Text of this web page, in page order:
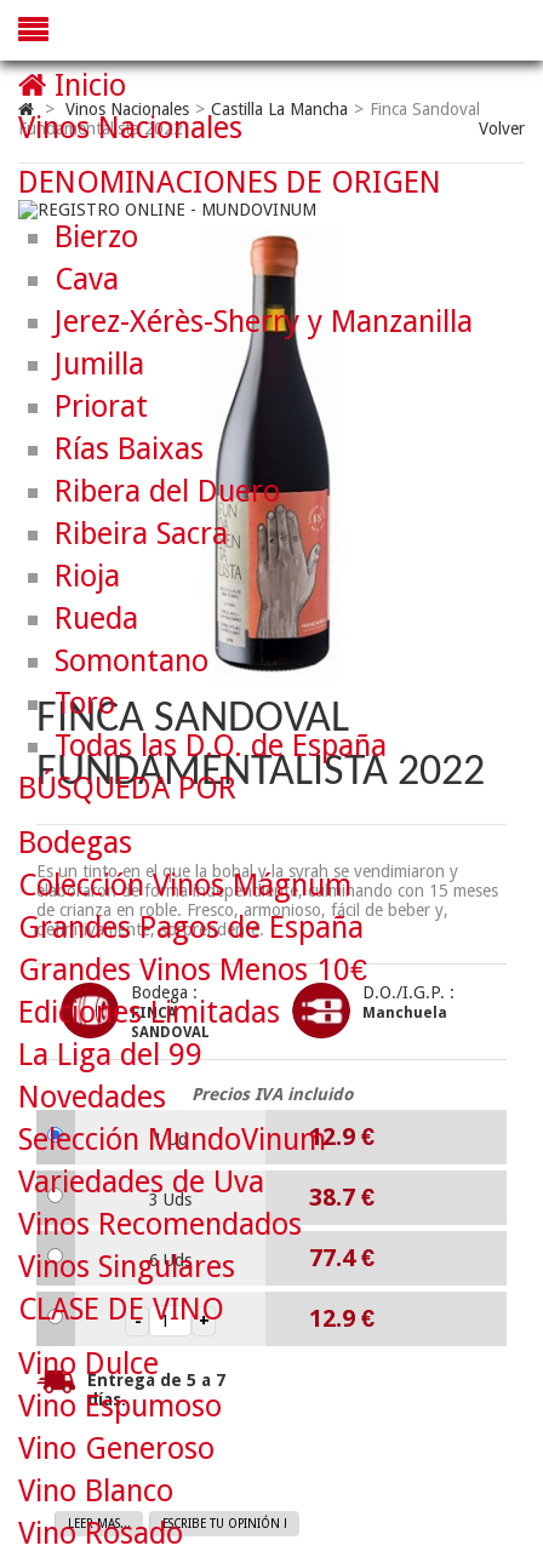
> Vinos Nacionales > Castilla La Mancha > Finca Sandoval
Fundamentalista 2022
Volver
FINCA SANDOVAL
FUNDAMENTALISTA 2022
Es un tinto en el que la bobal y la syrah se vendimiaron y
elaboraron de forma independiente, culminando con 15 meses
de crianza en roble. Fresco, armonioso, fácil de beber y,
definitivamente, sorprendente.
Bodega :
FINCA
SANDOVAL
D.O./I.G.P. :
Manchuela
Precios IVA incluido
1 Ud 12.9 €
3 Uds 38.7 €
6 Uds 77.4€
12.9 €
Entrega de 5 a 7
días.
LEER MAS... ESCRIBE TU OPINIÓN !
Inicio
Vinos Nacionales
DENOMINACIONES DE ORIGEN
Bierzo
Cava
Jerez-Xérès-Sherry y Manzanilla
Jumilla
Priorat
Rías Baixas
Ribera del Duero
Ribeira Sacra
Rioja
Rueda
Somontano
Toro
Todas las D.O. de España
BÚSQUEDA POR
Bodegas
Colección Vinos Mágnum
Grandes Pagos de España
Grandes Vinos Menos 10€
Ediciones Limitadas
La Liga del 99
Novedades
Selección MundoVinum
Variedades de Uva
Vinos Recomendados
Vinos Singulares
CLASE DE VINO
Vino Dulce
Vino Espumoso
Vino Generoso
Vino Blanco
Vino Rosado